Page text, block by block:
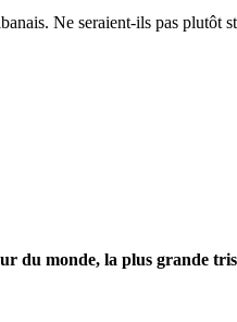
Ne seraient-ils pas plutôt
du monde, la plus grande